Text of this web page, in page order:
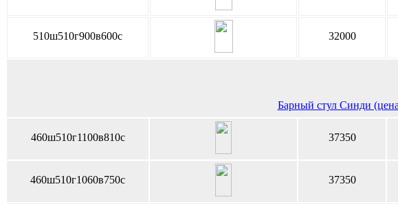
510ш510г900в600с 32000
Барный стул Синди
460ш510г1100в810с 37350
460ш510г1060в750с 37350